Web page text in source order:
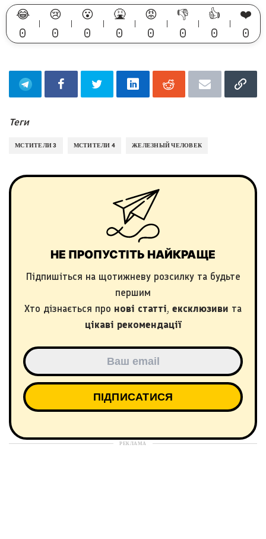
😂
0
😢
0
😮
0
🤮
0
😡
0
👎
0
👍
0
❤️
0
Теги
МСТИТЕЛИ 3 МСТИТЕЛИ 4 ЖЕЛЕЗНЫЙ ЧЕЛОВЕК
НЕ ПРОПУСТІТЬ НАЙКРАЩЕ
Підпишіться на щотижневу розсилку та будьте
першим
Хто дізнається про нові статті, ексклюзиви та
цікаві рекомендації
РЕКЛАМА